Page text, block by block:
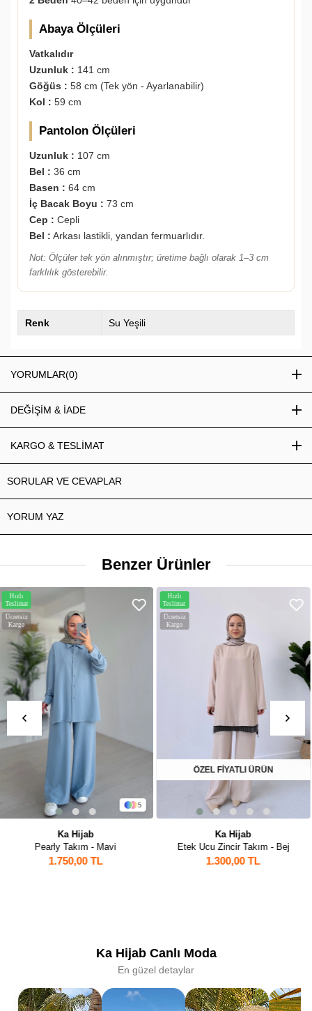
Abaya Ölçüleri
Vatkalıdır
Uzunluk : 141 cm
Göğüs : 58 cm (Tek yön - Ayarlanabilir)
Kol : 59 cm
Pantolon Ölçüleri
Uzunluk : 107 cm
Bel : 36 cm
Basen : 64 cm
İç Bacak Boyu : 73 cm
Cep : Cepli
Bel : Arkası lastikli, yandan fermuarlıdır.
Not: Ölçüler tek yön alınmıştır; üretime bağlı olarak 1–3 cm
farklılık gösterebilir.
Renk Su Yeşili
YORUMLAR(0)
DEĞİŞİM & İADE
KARGO & TESLİMAT
SORULAR VE CEVAPLAR
YORUM YAZ
Benzer Ürünler
Ka Hijab
Etek Ucu Zincir Takım - Bej
1.300,00 TL
Ücretsiz
Kargo
Teslimat
ÖZEL FİYATLI ÜRÜN
Ka Hijab
Üçlü Keten Takım - Haki
1.250,00 TL
Ücretsiz
Kargo
Teslimat
ÖZEL FİYATLI ÜRÜN
Ka Hijab Canlı Moda
En güzel detaylar